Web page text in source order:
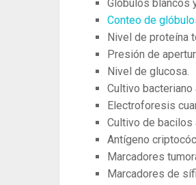
Glóbulos blancos
Conteo de
Nivel de proteína
Presión de
Nivel de glucosa.
Cultivo
Electroforesis
Cultivo de bacilos
Antígeno
Marcadores
Marcadores de